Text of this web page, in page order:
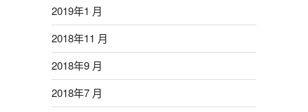
2019年1 月
2018年11 月
2018年9 月
2018年7 月